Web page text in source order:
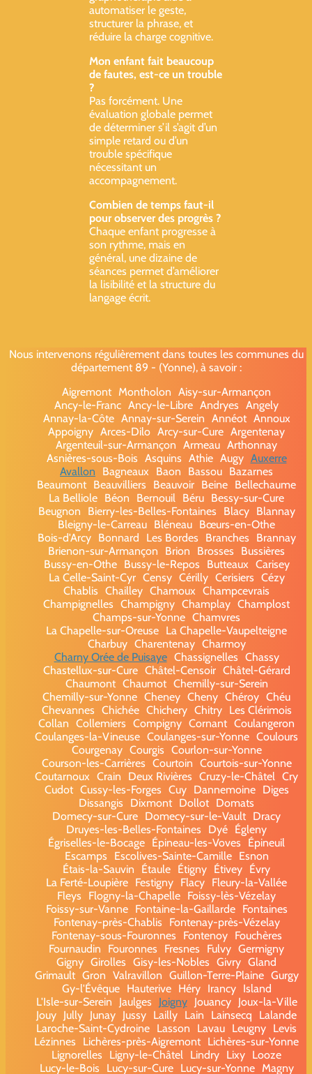
automatiser le geste,
structurer la phrase, et
réduire la charge cognitive.
Mon enfant fait beaucoup
de fautes, est-ce un trouble
?
Pas forcément. Une
évaluation globale permet
de déterminer s’il s’agit d’un
simple retard ou d’un
trouble spécifique
nécessitant un
accompagnement.
Combien de temps faut-il
pour observer des progrès ?
Chaque enfant progresse à
son rythme, mais en
général, une dizaine de
séances permet d’améliorer
la lisibilité et la structure du
langage écrit.
Nous intervenons régulièrement dans toutes les communes du
département 89 - (Yonne), à savoir :
Aigremont Montholon Aisy-sur-Armançon
Ancy-le-Franc Ancy-le-Libre Andryes Angely
Annay-la-Côte Annay-sur-Serein Annéot Annoux
Appoigny Arces-Dilo Arcy-sur-Cure Argentenay
Argenteuil-sur-Armançon Armeau Arthonnay
Asnières-sous-Bois Asquins Athie Augy Auxerre
Avallon
Bagneaux Baon Bassou Bazarnes
Beaumont Beauvilliers Beauvoir Beine Bellechaume
La Belliole Béon Bernouil Béru Bessy-sur-Cure
Beugnon
Bierry-les-Belles-Fontaines Blacy
Blannay
Bleigny-le-Carreau Bléneau Bœurs-en-Othe
Bois-d'Arcy
Bonnard Les Bordes Branches
Brannay
Brienon-sur-Armançon
Brion Brosses
Bussières
Bussy-en-Othe
Bussy-le-Repos Butteaux Carisey
La Celle-Saint-Cyr Censy Cérilly Cerisiers Cézy
Chablis Chailley Chamoux Champcevrais
Champignelles Champigny Champlay Champlost
Champs-sur-Yonne Chamvres
La Chapelle-sur-Oreuse La Chapelle-Vaupelteigne
Charbuy Charentenay Charmoy
Charny Orée de Puisaye Chassignelles Chassy
Chastellux-sur-Cure Châtel-Censoir Châtel-Gérard
Chaumont Chaumot Chemilly-sur-Serein
Chemilly-sur-Yonne Cheney Cheny Chéroy Chéu
Chevannes Chichée Chichery Chitry
Les Clérimois
Collan Collemiers Compigny Cornant Coulangeron
Coulanges-la-Vineuse Coulanges-sur-Yonne Coulours
Courgenay Courgis Courlon-sur-Yonne
Courson-les-Carrières Courtoin Courtois-sur-Yonne
Coutarnoux Crain Deux Rivières Cruzy-le-Châtel Cry
Cudot Cussy-les-Forges Cuy Dannemoine
Diges
Dissangis
Dixmont Dollot Domats
Domecy-sur-Cure Domecy-sur-le-Vault Dracy
Druyes-les-Belles-Fontaines
Dyé Égleny
Égriselles-le-Bocage Épineau-les-Voves
Épineuil
Escamps
Escolives-Sainte-Camille
Esnon
Étais-la-Sauvin
Étaule Étigny Étivey Évry
La Ferté-Loupière Festigny Flacy Fleury-la-Vallée
Fleys
Flogny-la-Chapelle Foissy-lès-Vézelay
Foissy-sur-Vanne
Fontaine-la-Gaillarde
Fontaines
Fontenay-près-Chablis
Fontenay-près-Vézelay
Fontenay-sous-Fouronnes
Fontenoy
Fouchères
Fournaudin
Fouronnes Fresnes Fulvy Germigny
Gigny Girolles Gisy-les-Nobles Givry Gland
Grimault Gron Valravillon Guillon-Terre-Plaine Gurgy
Gy-l'Évêque
Hauterive Héry Irancy
Island
L'Isle-sur-Serein
Jaulges Joigny Jouancy
Joux-la-Ville
Jouy Jully Junay Jussy Lailly Lain Lainsecq
Lalande
Laroche-Saint-Cydroine Lasson Lavau Leugny Levis
Lézinnes
Lichères-près-Aigremont Lichères-sur-Yonne
Lignorelles
Ligny-le-Châtel Lindry Lixy Looze
Lucy-le-Bois
Lucy-sur-Cure Lucy-sur-Yonne
Magny